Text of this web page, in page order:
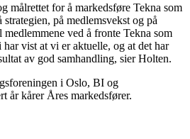
målrettet for å markedsføre Tekna som
på medlemsvekst og på
ved å fronte Tekna som
vist at vi er aktuelle, og at det har
av god samhandling, sier Holten.
i Oslo, BI og
år kårer Åres markedsfører.